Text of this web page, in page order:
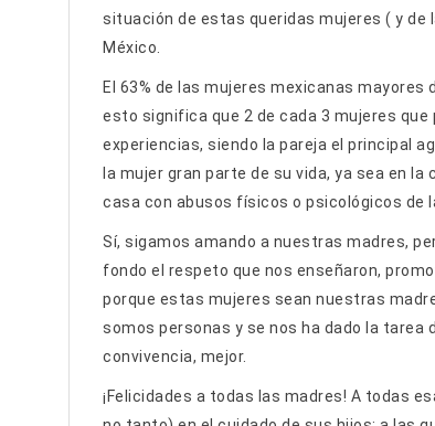
situación de estas queridas mujeres ( y de
México.
El 63% de las mujeres mexicanas
esto significa que 2 de cada 3 mujeres
experiencias, siendo la pareja el principal
la mujer gran parte de su vida, ya sea en
casa con abusos físicos o psicológicos de
Sí, sigamos amando a nuestras madres,
fondo el respeto que nos enseñaron,
porque estas mujeres sean nuestras
somos personas y se nos ha dado la
convivencia, mejor.
¡Felicidades a todas las madres! A todas